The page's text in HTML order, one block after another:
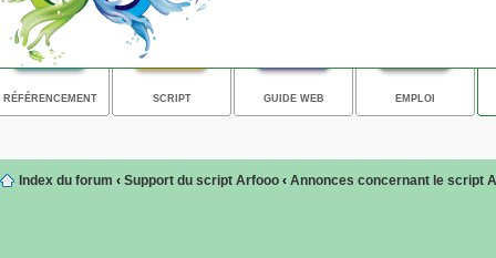
RÉFÉRENCEMENT SCRIPT GUIDE WEB EMPLOI
Index du forum ‹ Support du script Arfooo ‹ Annonces concernant le script